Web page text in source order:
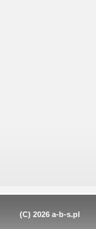
(C) 2026 a-b-s.pl